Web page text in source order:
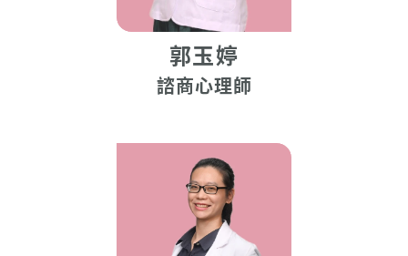
郭玉婷
諮商心理師